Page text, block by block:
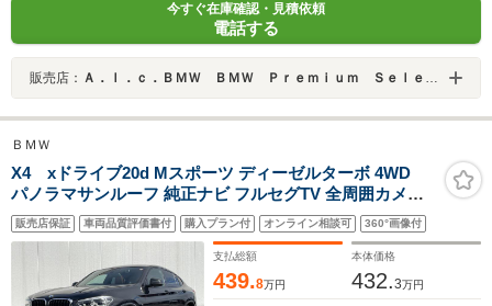
今すぐ在庫確認・見積依頼
電話する
販売店： Ａ．ｌ．ｃ．ＢＭＷ ＢＭＷ Ｐｒｅｍｉｕｍ Ｓｅｌｅｃｔｉｏｎ 厚木 ／（株）ＡＬＣ Ｍｏｔｏｒｅｎ
ＢＭＷ
X4 xドライブ20d Mスポーツ ディーゼルターボ 4WD
パノラマサンルーフ 純正ナビ フルセグTV 全周囲カメラ
本革 CarPlay アンビエントライト HUD ACC BSM 衝突
軽減ブレーキ 全席シートヒーター ETC LEDヘッドライト
インテリジェントセーフティ ドライブレコーダー
販売店保証 車両品質評価書付 購入プラン付 オンライン相談可 360°画像付
支払総額
439.8万円
本体価格
432.3万円